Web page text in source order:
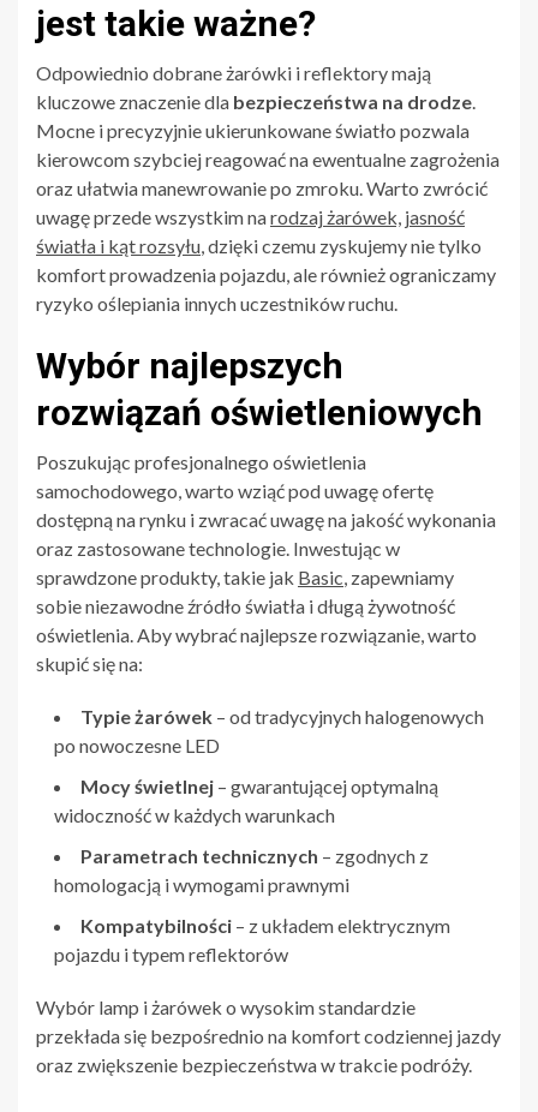
jest takie ważne?
Odpowiednio dobrane żarówki i reflektory mają
kluczowe znaczenie dla bezpieczeństwa na drodze.
Mocne i precyzyjnie ukierunkowane światło pozwala
kierowcom szybciej reagować na ewentualne zagrożenia
oraz ułatwia manewrowanie po zmroku. Warto zwrócić
uwagę przede wszystkim narodzaj żarówek, jasność
światła i kąt rozsyłu, dzięki czemu zyskujemy nie tylko
komfort prowadzenia pojazdu, ale również ograniczamy
ryzyko oślepiania innych uczestników ruchu.
Wybór najlepszych
rozwiązań oświetleniowych
Poszukując profesjonalnego oświetlenia
samochodowego, warto wziąć pod uwagę ofertę
dostępną na rynku i zwracać uwagę na jakość wykonania
oraz zastosowane technologie. Inwestując w
sprawdzone produkty, takie jak Basic, zapewniamy
sobie niezawodne źródło światła i długą żywotność
oświetlenia. Aby wybrać najlepsze rozwiązanie, warto
skupić się na:
Typie żarówek – od tradycyjnych halogenowych
po nowoczesne LED
Mocy świetlnej – gwarantującej optymalną
widoczność w każdych warunkach
Parametrach technicznych – zgodnych z
homologacją i wymogami prawnymi
Kompatybilności – z układem elektrycznym
pojazdu i typem reflektorów
Wybór lamp i żarówek o wysokim standardzie
przekłada się bezpośrednio na komfort codziennej jazdy
oraz zwiększenie bezpieczeństwa w trakcie podróży.